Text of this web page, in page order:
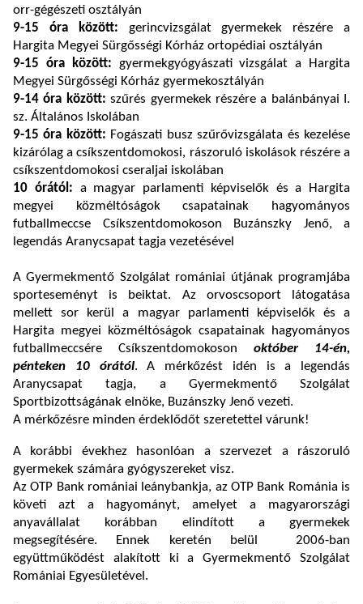
orr-gégészeti osztályán
9-15 óra között: gerincvizsgálat gyermekek részére a
Hargita Megyei Sürgősségi Kórház ortopédiai osztályán
9-15 óra között: gyermekgyógyászati vizsgálat a Hargita
Megyei Sürgősségi Kórház gyermekosztályán
9-14 óra között:szűrés gyermekek részére a balánbányai I.
sz. Általános Iskolában
9-15 óra között: Fogászati busz szűrővizsgálata és kezelése
kizárólag a csíkszentdomokosi, rászoruló iskolások részére a
csíkszentdomokosi cseraljai iskolában
10 órától: a magyar parlamenti képviselők és a Hargita
megyei közméltóságok csapatainak hagyományos
futballmeccse Csíkszentdomokoson Buzánszky Jenő, a
legendás Aranycsapat tagja vezetésével
A Gyermekmentő Szolgálat romániai útjának programjába
sporteseményt is beiktat. Az orvoscsoport látogatása
mellett sor kerül a magyar parlamenti képviselők és a
Hargita megyei közméltóságok csapatainak hagyományos
futballmeccsére Csíkszentdomokoson október 14-én,
pénteken 10 órától. A mérkőzést idén is a legendás
Aranycsapat tagja, a Gyermekmentő Szolgálat
Sportbizottságának elnöke, Buzánszky Jenő vezeti.
A mérkőzésre minden érdeklődőt szeretettel várunk!
A korábbi évekhez hasonlóan a szervezet a rászoruló
gyermekek számára gyógyszereket visz.
Az OTP Bank romániai leánybankja, az OTP Bank Románia is
követi azt a hagyományt, amelyet a magyarországi
anyavállalat korábban elindított a gyermekek
megsegítésére. Ennek keretén belül 2006-ban
együttműködést alakított ki a Gyermekmentő Szolgálat
Romániai Egyesületével.